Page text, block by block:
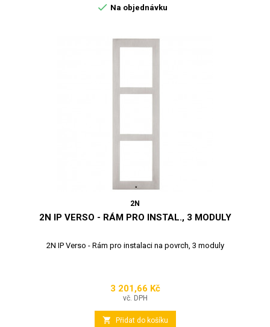
 Na objednávku
2N
2N IP VERSO - RÁM PRO INSTAL., 3 MODULY
2N IP Verso - Rám pro instalaci na povrch, 3 moduly
Cena
3 201,66 Kč
vč. DPH
 Přidat do košíku